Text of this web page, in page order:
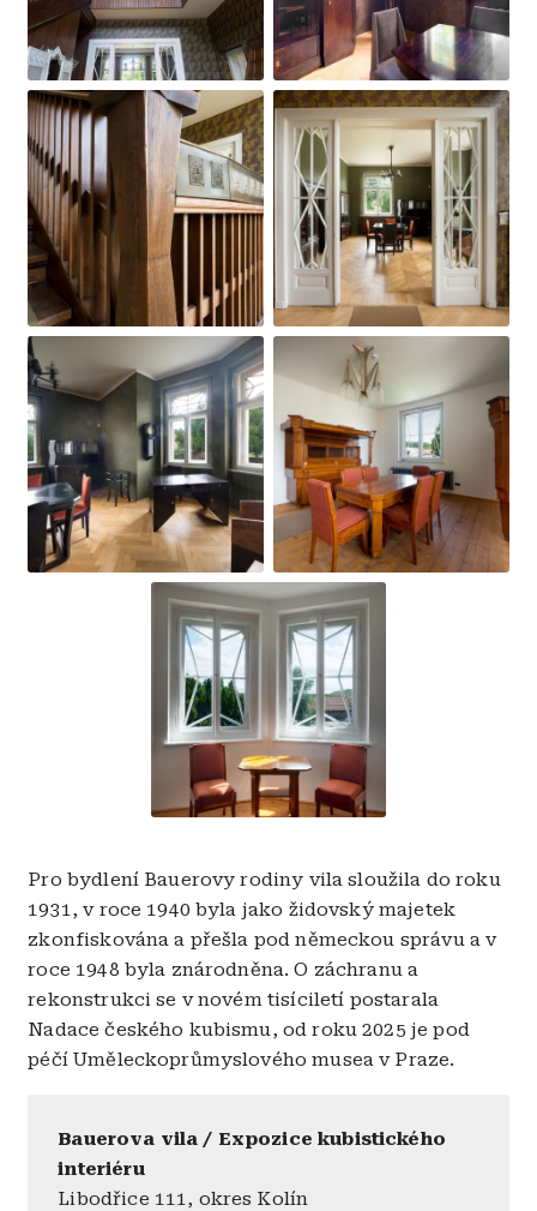
Obrázek Obrázek
Obrázek Obrázek
Obrázek
Pro bydlení Bauerovy rodiny vila sloužila do roku
1931, v roce 1940 byla jako židovský majetek
zkonfiskována a přešla pod německou správu a v
roce 1948 byla znárodněna. O záchranu a
rekonstrukci se v novém tisíciletí postarala
Nadace českého kubismu, od roku 2025 je pod
péčí Uměleckoprůmyslového musea v Praze.
Bauerova vila / Expozice kubistického
interiéru
Libodřice 111, okres Kolín